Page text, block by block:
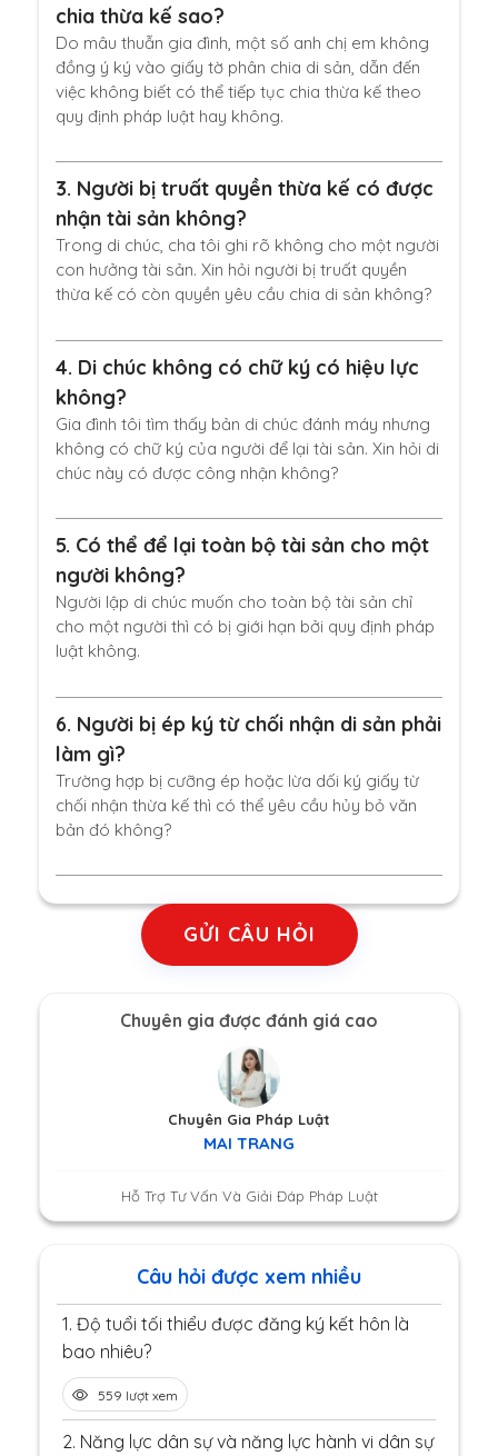
chia thừa kế sao?
Do mâu thuẫn gia đình, một số anh chị em không
đồng ý ký vào giấy tờ phân chia di sản, dẫn đến
việc không biết có thể tiếp tục chia thừa kế theo
quy định pháp luật hay không.
3. Người bị truất quyền thừa kế có được
nhận tài sản không?
Trong di chúc, cha tôi ghi rõ không cho một người
con hưởng tài sản. Xin hỏi người bị truất quyền
thừa kế có còn quyền yêu cầu chia di sản không?
4. Di chúc không có chữ ký có hiệu lực
không?
Gia đình tôi tìm thấy bản di chúc đánh máy nhưng
không có chữ ký của người để lại tài sản. Xin hỏi di
chúc này có được công nhận không?
5. Có thể để lại toàn bộ tài sản cho một
người không?
Người lập di chúc muốn cho toàn bộ tài sản chỉ
cho một người thì có bị giới hạn bởi quy định pháp
luật không.
6. Người bị ép ký từ chối nhận di sản phải
làm gì?
Trường hợp bị cưỡng ép hoặc lừa dối ký giấy từ
chối nhận thừa kế thì có thể yêu cầu hủy bỏ văn
bản đó không?
GỬI CÂU HỎI
Chuyên gia được đánh giá cao
Chuyên Gia Pháp Luật
MAI TRANG
Hỗ Trợ Tư Vấn Và Giải Đáp Pháp Luật
Câu hỏi được xem nhiều
1. Độ tuổi tối thiểu được đăng ký kết hôn là
bao nhiêu?
559 lượt xem
2. Năng lực dân sự và năng lực hành vi dân sự